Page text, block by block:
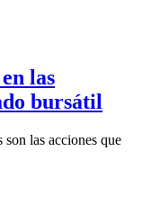
las
bursátil
son las acciones que